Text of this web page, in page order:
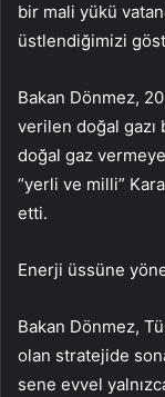
bir mali yükü
üstlendiğimizi
Bakan Dönmez,
verilen doğal gazı
doğal gaz
“yerli ve milli”
etti.
Enerji üssüne
Bakan Dönmez,
olan stratejide
sene evvel